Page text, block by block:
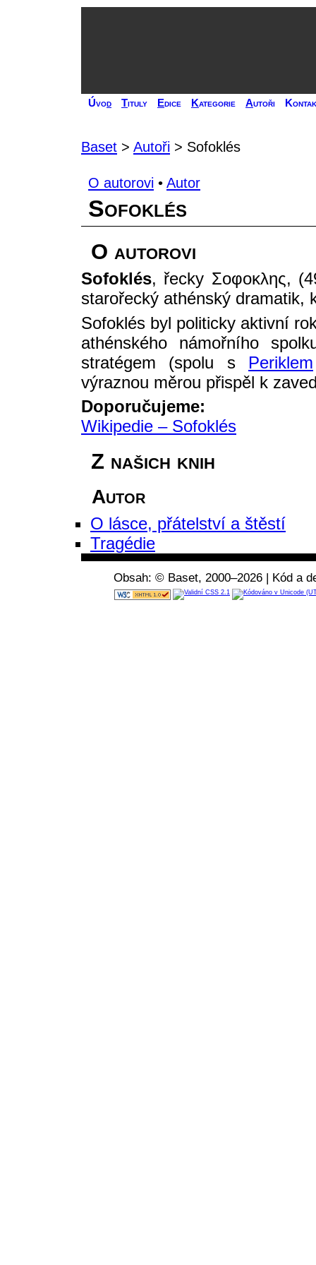
Úvod Tituly Edice Kategorie Autoři
Baset > Autoři > Sofoklés
O autorovi • Autor
Sofoklés
O autorovi
Sofoklés, řecky Σοφοκλης,
starořecký athénský dramatik,
Sofoklés byl politicky aktivní
athénského námořního
stratégem (spolu s Periklem
výraznou měrou přispěl k
Doporučujeme:
Wikipedie – Sofoklés
Z našich knih
Autor
O lásce, přátelství a štěstí
Tragédie
Obsah: © Baset, 2000–2026 | Kód a